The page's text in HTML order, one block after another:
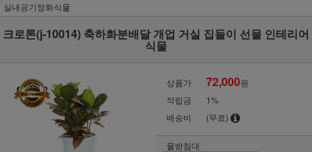
실내공기정화식물
크로톤(j-10014) 축하화분배달 개업 거실 집들이 선물 인테리어
식물
상품가 72,000원
적립금
1%
배송비
(무료)
물받침대